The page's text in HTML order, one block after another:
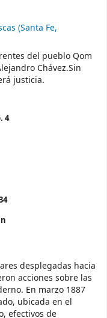
(Santa Fe,
del pueblo Qom
Chávez.Sin
justicia.
4
desplegadas hacia
acciones sobre las
En marzo 1887
ubicada en el
efectivos de